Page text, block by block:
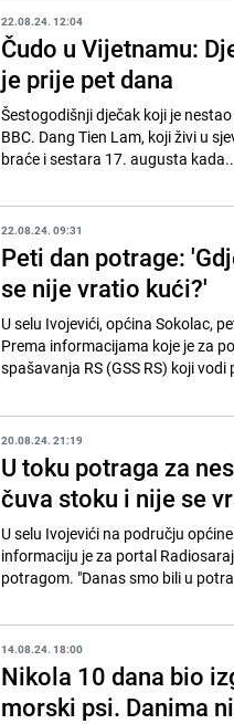
22.08.24. 12:04
Čudo u Vijetnamu:
je prije pet dana
Šestogodišnji dječak koji je
BBC. Dang Tien Lam, koji živi u
braće i sestara 17. augusta
22.08.24. 09:31
Peti dan potrage:
se nije vratio kući?'
U selu Ivojevići, općina Sokolac,
Prema informacijama koje je za
spašavanja RS (GSS RS) koji
20.08.24. 21:19
U toku potraga za
čuva stoku i nije se
U selu Ivojevići na području
informaciju je za portal
potragom. "Danas smo bili u
14.08.24. 18:00
Nikola 10 dana bio
morski psi. Danima